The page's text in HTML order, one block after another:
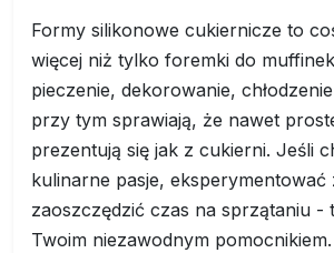
Formy silikonowe cukiernicze to
więcej niż tylko foremki do
pieczenie, dekorowanie,
przy tym sprawiają, że nawet
prezentują się jak z cukierni. Jeśli
kulinarne pasje, eksperymentować
zaoszczędzić czas na sprzątaniu -
Twoim niezawodnym pomocnikiem.